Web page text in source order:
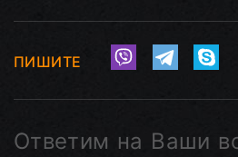
ПИШИТЕ
Ответим на Ваши